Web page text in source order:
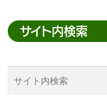
サイト内検索